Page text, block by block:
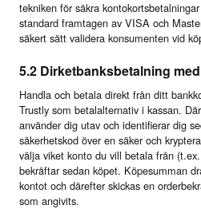
tekniken för säkra
standard framtagen av VISA och
säkert sätt validera konsumenten vid
5.2 Dirketbanksbetalning
Handla och betala direkt från ditt
Trustly som betalalternativ i kassan.
använder dig utav och identifierar dig
säkerhetskod över en säker och
välja viket konto du vill betala från
bekräftar sedan köpet. Köpesumman
kontot och därefter skickas en
som angivits.